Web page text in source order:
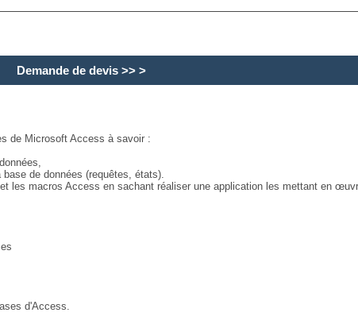
Demande de devis>> >
de Microsoft Access à savoir :
de données (requêtes, états).
les macros Access en sachant réaliser une application les mettant en
d'Access.